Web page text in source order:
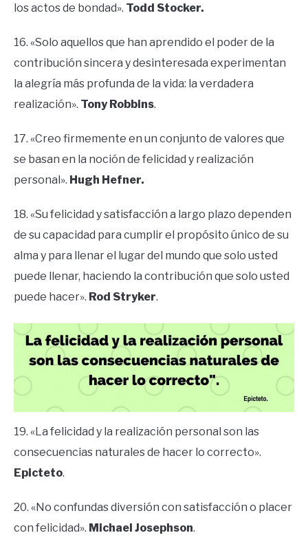
los actos de bondad». Todd Stocker.
16. «Solo aquellos que han aprendido el poder de la
contribución sincera y desinteresada experimentan
la alegría más profunda de la vida: la verdadera
realización». Tony Robbins.
17. «Creo firmemente en un conjunto de valores que
se basan en la noción de felicidad y realización
personal». Hugh Hefner.
18. «Su felicidad y satisfacción a largo plazo dependen
de su capacidad para cumplir el propósito único de su
alma y para llenar el lugar del mundo que solo usted
puede llenar, haciendo la contribución que solo usted
puede hacer». Rod Stryker.
19. «La felicidad y la realización personal son las
consecuencias naturales de hacer lo correcto».
Epicteto.
20. «No confundas diversión con satisfacción o placer
con felicidad». Michael Josephson.